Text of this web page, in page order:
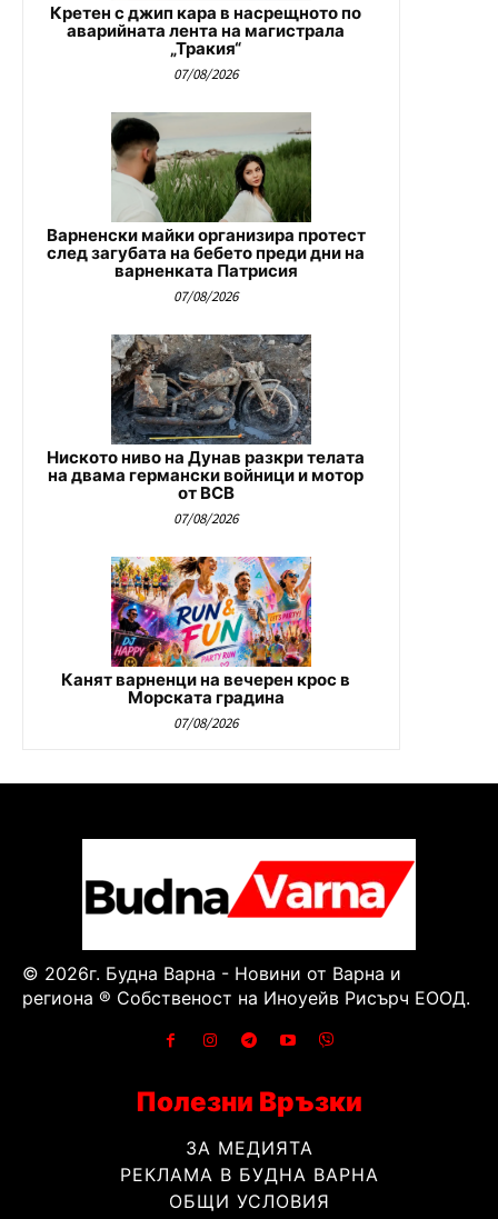
Кретен с джип кара в насрещното по
аварийната лента на магистрала
„Тракия“
07/08/2026
Варненски майки организира протест
след загубата на бебето преди дни на
варненката Патрисия
07/08/2026
Ниското ниво на Дунав разкри телата
на двама германски войници и мотор
от ВСВ
07/08/2026
Канят варненци на вечерен крос в
Морската градина
07/08/2026
© 2026г. Будна Варна - Новини от Варна и
региона ® Собственост на Иноуейв Рисърч ЕООД.
Полезни Връзки
ЗА МЕДИЯТА
РЕКЛАМА В БУДНА ВАРНА
ОБЩИ УСЛОВИЯ